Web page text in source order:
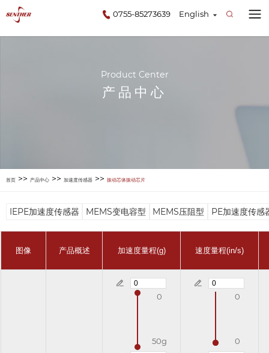
English
0755-85273639
Product Center
产品中心
首页 >> 产品中心 >> 加速度传感器 >> 振动芯体振动芯片
IEPE加速度传感器 MEMS变电容型 MEMS压阻型 PE加速度传感
图像 产品概述 加速度量程(g) 速度量程(in/s)
0
50g
0
0